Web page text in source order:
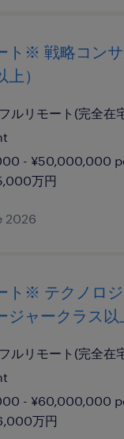
ト※ 戦略コンサ
）
ルリモート(完全在
- ¥50,000,000
万円
2026
ト※ テクノロジ
ジャークラス以
ルリモート(完全在
- ¥60,000,000
万円